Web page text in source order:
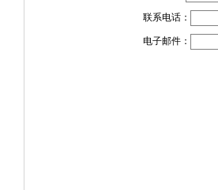
联系电话：
电子邮件：